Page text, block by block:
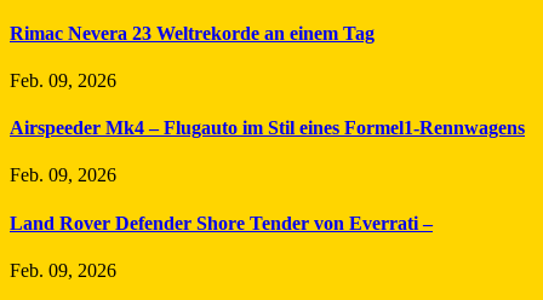
Rimac Nevera 23 Weltrekorde an einem Tag
Feb. 09, 2026
Airspeeder Mk4 – Flugauto im Stil eines Formel1-Rennwagens
Feb. 09, 2026
Land Rover Defender Shore Tender von Everrati –
Feb. 09, 2026